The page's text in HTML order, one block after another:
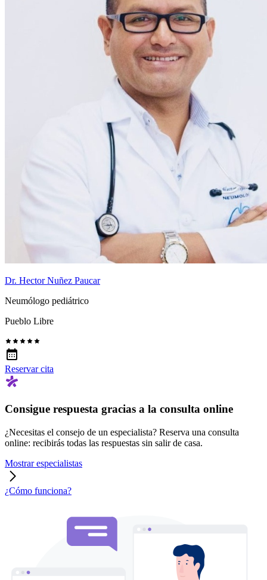
Dr. Hector Nuñez Paucar
Neumólogo pediátrico
Pueblo Libre
Reservar cita
Consigue respuesta gracias a la consulta online
¿Necesitas el consejo de un especialista? Reserva una consulta
online: recibirás todas las respuestas sin salir de casa.
Mostrar especialistas
¿Cómo funciona?